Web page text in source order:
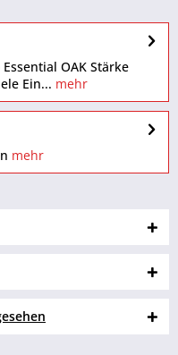
Essential OAK Stärke
Ein... mehr
mehr